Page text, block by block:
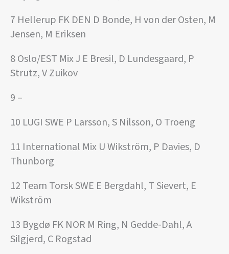
7 Hellerup FK DEN D Bonde, H von der Osten, M
Jensen, M Eriksen
8 Oslo/EST Mix J E Bresil, D Lundesgaard, P
Strutz, V Zuikov
9 –
10 LUGI SWE P Larsson, S Nilsson, O Troeng
11 International Mix U Wikström, P Davies, D
Thunborg
12 Team Torsk SWE E Bergdahl, T Sievert, E
Wikström
13 Bygdø FK NOR M Ring, N Gedde-Dahl, A
Silgjerd, C Rogstad